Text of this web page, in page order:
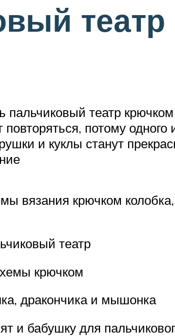
театр
повторяться, потому
и куклы станут
вязания крючком колобка,
театр
крючком
дракончика и мышонка
и бабушку для